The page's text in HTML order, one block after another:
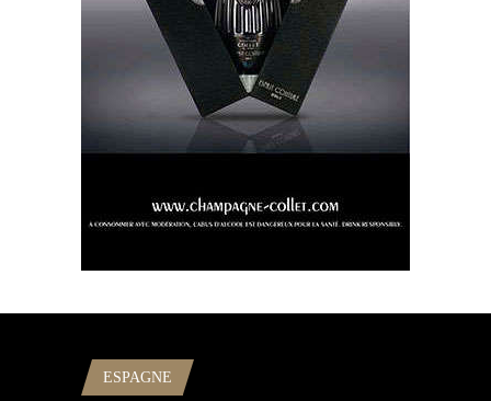
ESPAGNE